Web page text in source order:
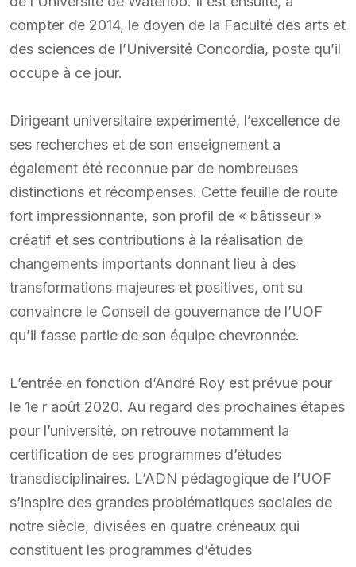
compter de 2014, le doyen de la Faculté des arts et
des sciences de l’Université Concordia, poste qu’il
occupe à ce jour.
Dirigeant universitaire expérimenté, l’excellence de
ses recherches et de son enseignement a
également été reconnue par de nombreuses
distinctions et récompenses. Cette feuille de route
fort impressionnante, son profil de « bâtisseur »
créatif et ses contributions à la réalisation de
changements importants donnant lieu à des
transformations majeures et positives, ont su
convaincre le Conseil de gouvernance de l’UOF
qu’il fasse partie de son équipe chevronnée.
L’entrée en fonction d’André Roy est prévue pour
le 1e r août 2020. Au regard des prochaines étapes
pour l’université, on retrouve notamment la
certification de ses programmes d’études
transdisciplinaires. L’ADN pédagogique de l’UOF
s’inspire des grandes problématiques sociales de
notre siècle, divisées en quatre créneaux qui
constituent les programmes d’études